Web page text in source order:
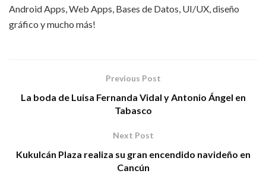
Android Apps, Web Apps, Bases de Datos, UI/UX, diseño
gráfico y mucho más!
Previous Post
La boda de Luisa Fernanda Vidal y Antonio Ángel en
Tabasco
Next Post
Kukulcán Plaza realiza su gran encendido navideño en
Cancún